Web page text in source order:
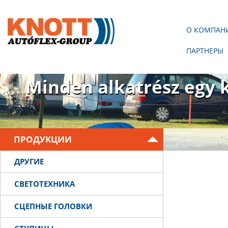
О
ПАРТНЕРЫ
Nincs utánfutó Knott
Minden alkatrész egy
ПРОДУКЦИИ
ДРУГИЕ
СВЕТОТЕХНИКА
СЦЕПНЫЕ ГОЛОВКИ